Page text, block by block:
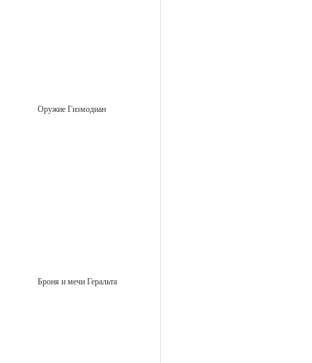
Оружие Гизмодиан
Броня и мечи Геральта